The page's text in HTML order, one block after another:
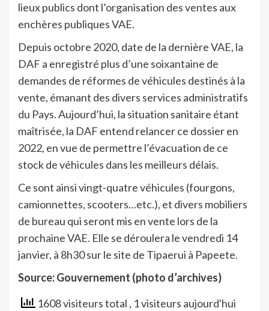
lieux publics dont l’organisation des ventes aux
enchères publiques VAE.
Depuis octobre 2020, date de la dernière VAE, la
DAF a enregistré plus d’une soixantaine de
demandes de réformes de véhicules destinés à la
vente, émanant des divers services administratifs
du Pays. Aujourd’hui, la situation sanitaire étant
maîtrisée, la DAF entend relancer ce dossier en
2022, en vue de permettre l’évacuation de ce
stock de véhicules dans les meilleurs délais.
Ce sont ainsi vingt-quatre véhicules (fourgons,
camionnettes, scooters…etc.), et divers mobiliers
de bureau qui seront mis en vente lors de la
prochaine VAE. Elle se déroulera le vendredi 14
janvier, à 8h30 sur le site de Tipaerui à Papeete.
Source: Gouvernement (photo d’archives)
1608 visiteurs total , 1 visiteurs aujourd'hui